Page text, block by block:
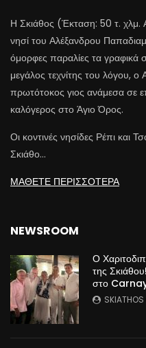
Η Σκιάθος (Έκταση: 50 τ. χλμ.
νησί του Αλέξανδρου
όμορφες παραλίες τα γραφικά
μεγάλος τεχνίτης του λόγου,
πρωτότοκος γιος ανάμεσα σε
καλόγερος στο Άγιο Όρος.
Οι κοντινές νησίδες Ρέπι και
Σκιάθο…
ΜΑΘΕΤΕ ΠΕΡΙΣΣΟΤΕΡΑ
NEWSROOM
Ο
της
στο